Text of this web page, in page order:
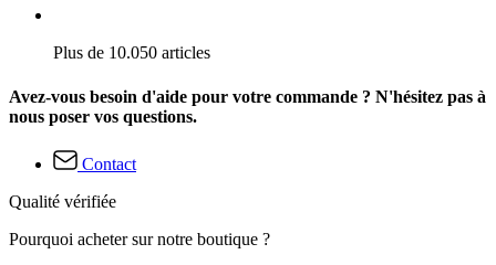
Plus de 10.050 articles
Avez-vous besoin d'aide pour votre commande ? N'hésitez pas à
nous poser vos questions.
Contact
Qualité vérifiée
Pourquoi acheter sur notre boutique ?